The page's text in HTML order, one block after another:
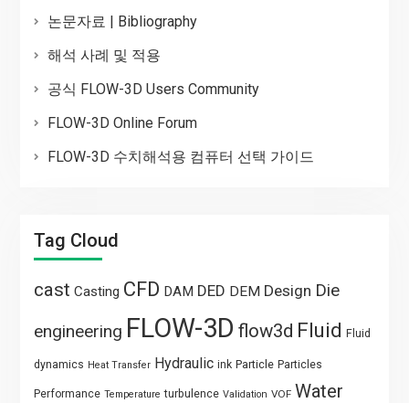
논문자료 | Bibliography
해석 사례 및 적용
공식 FLOW-3D Users Community
FLOW-3D Online Forum
FLOW-3D 수치해석용 컴퓨터 선택 가이드
Tag Cloud
cast Casting CFD DAM DED DEM Design Die
engineering FLOW-3D flow3d Fluid Fluid
dynamics Heat Transfer Hydraulic ink Particle Particles
Performance Temperature turbulence Validation VOF Water